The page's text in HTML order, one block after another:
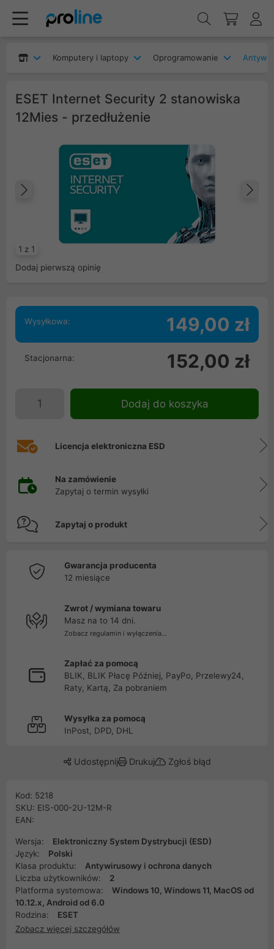
Komputery i laptopy Oprogramowanie
ESET Internet Security 2 stanowiska
12Mies - przedłużenie
1 z 1
Dodaj pierwszą opinię
Wysyłkowa: 149,00 zł
Stacjonarna: 152,00 zł
Dodaj do koszyka
Licencja elektroniczna ESD
Na zamówienie
Zapytaj o termin wysyłki
Zapytaj o produkt
Gwarancja producenta
12 miesiące
Zwrot / wymiana towaru
Masz na to 14 dni.
Zobacz regulamin i wyłączenia...
Zapłać za pomocą
BLIK, BLIK Płacę Później, PayPo, Przelewy24,
Raty, Kartą, Za pobraniem
Wysyłka za pomocą
InPost, DPD, DHL
Udostępnij Drukuj Zgłoś błąd
Kod: 5218
SKU: EIS-000-2U-12M-R
EAN:
Wersja:
Elektroniczny System Dystrybucji (ESD)
Język:
Polski
Klasa produktu:
Antywirusowy i ochrona danych
Liczba użytkowników:
2
Platforma systemowa:
Windows 10, Windows 11, MacOS od
10.12.x, Android od 6.0
Rodzina:
ESET
Zobacz więcej szczegółów